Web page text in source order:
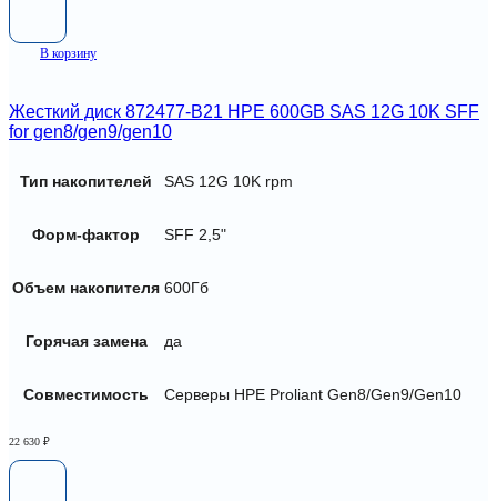
В корзину
Жесткий диск 872477-B21 HPE 600GB SAS 12G 10K SFF
for gen8/gen9/gen10
Тип накопителей SAS 12G 10K rpm
Форм-фактор SFF 2,5"
Объем накопителя 600Гб
Горячая замена да
Совместимость Серверы HPE Proliant Gen8/Gen9/Gen10
22 630 ₽